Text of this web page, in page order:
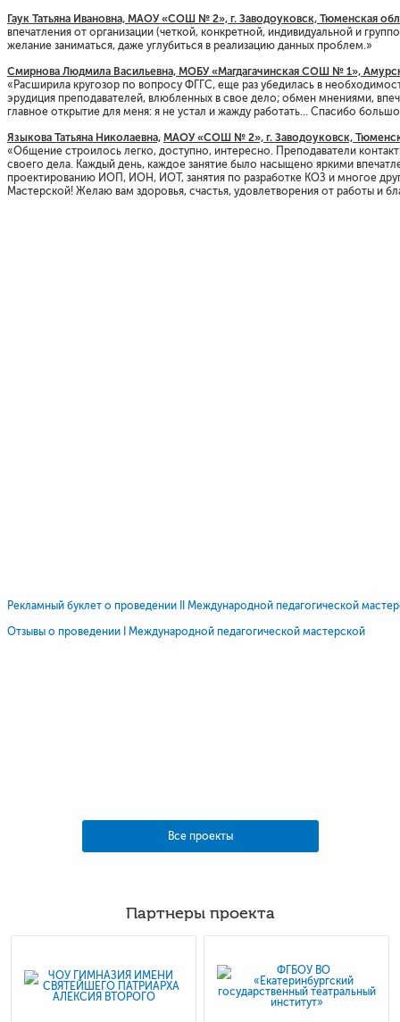
Гаук Татьяна Ивановна, МАОУ «СОШ № 2», г. Заводоуковск, Тюменская
впечатления от организации (четкой, конкретной, индивидуальной и
желание заниматься, даже углубиться в реализацию данных проблем.»
Смирнова Людмила Васильевна, МОБУ «Магдагачинская СОШ № 1»,
«Расширила кругозор по вопросу ФГГС, еще раз убедилась в
эрудиция преподавателей, влюбленных в свое дело; обмен мнениями,
главное открытие для меня: я не устал и жажду работать… Спасибо
Языкова Татьяна Николаевна, МАОУ «СОШ № 2», г. Заводоуковск,
«Общение строилось легко, доступно, интересно. Преподаватели
своего дела. Каждый день, каждое занятие было насыщено яркими
проектированию ИОП, ИОН, ИОТ, занятия по разработке КОЗ и многое
Мастерской! Желаю вам здоровья, счастья, удовлетворения от работы и
Рекламный буклет о проведении II Международной педагогической
Отзывы о проведении I Международной педагогической мастерской
Все проекты
Партнеры проекта